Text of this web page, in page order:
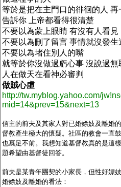
等於是把在主門口的徘徊的人 再
告訴你
上帝都看得很清楚
不要以為蒙上眼睛 有沒有人看見
不要以為刪了留言 事情就沒發生
不要以為堵住別人的嘴
就等於你沒做過虧心事 沒說過無
人在做天在看神必審判
做賊心虛
http://tw.myblog.yahoo.com/
mid=14&prev=15&next=13
信主的前夫及其家人對已婚嫖妓及離婚
督教產生極大的懷疑。社區的教會一直
也裹足不前。我想知道基督教真的是這樣
題希望由基督徒回答。
前夫是某青年團契的小家長，但性好嫖
婚嫖妓及離婚的看法：